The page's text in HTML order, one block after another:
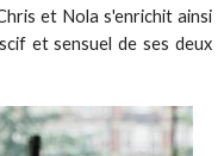
et Nola s'enrichit ainsi
et sensuel de ses deux